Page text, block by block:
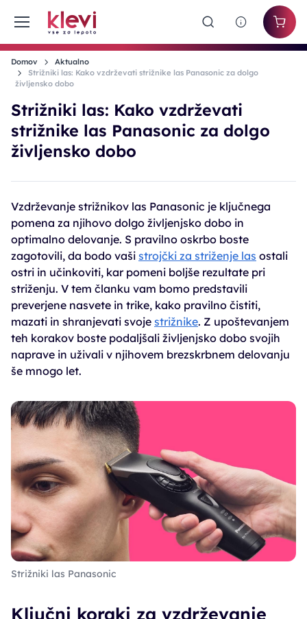
Domov
Aktualno
Strižniki las: Kako vzdrževati strižnike las Panasonic za dolgo
življensko dobo
Strižniki las: Kako vzdrževati
strižnike las Panasonic za dolgo
življensko dobo
Vzdrževanje strižnikov las Panasonic je ključnega
pomena za njihovo dolgo življenjsko dobo in
optimalno delovanje. S pravilno oskrbo boste
zagotovili, da bodo vaši strojčki za striženje las ostali
ostri in učinkoviti, kar pomeni boljše rezultate pri
striženju. V tem članku vam bomo predstavili
preverjene nasvete in trike, kako pravilno čistiti,
mazati in shranjevati svoje strižnike. Z upoštevanjem
teh korakov boste podaljšali življenjsko dobo svojih
naprave in uživali v njihovem brezskrbnem delovanju
še mnogo let.
Strižniki las Panasonic
Ključni koraki za vzdrževanje